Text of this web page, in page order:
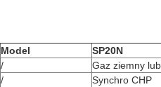
Model
SP20N
/
Gaz ziemny
/
Synchro CHP